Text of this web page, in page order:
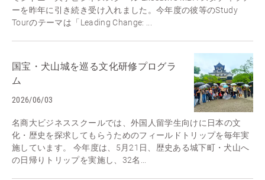
ーを昨年に引き続き受け入れました。今年度の彼等のStudy
Tourのテーマは「Leading Change: ...
国宝・犬山城を巡る文化研修プログラ
ム
2026/06/03
名商大ビジネススクールでは、外国人留学生向けに日本の文
化・歴史を探求してもらうためのフィールドトリップを毎年実
施しています。 今年度は、5月21日、歴史ある城下町・犬山へ
の日帰りトリップを実施し、32名...